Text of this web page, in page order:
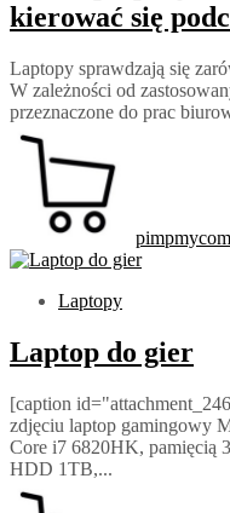
kierować się
Laptopy sprawdzają się
W zależności od
przeznaczone do prac
Laptopy
Laptop do gier
[caption
zdjęciu laptop gamingowy
Core i7 6820HK, pamięcią
HDD 1TB,...